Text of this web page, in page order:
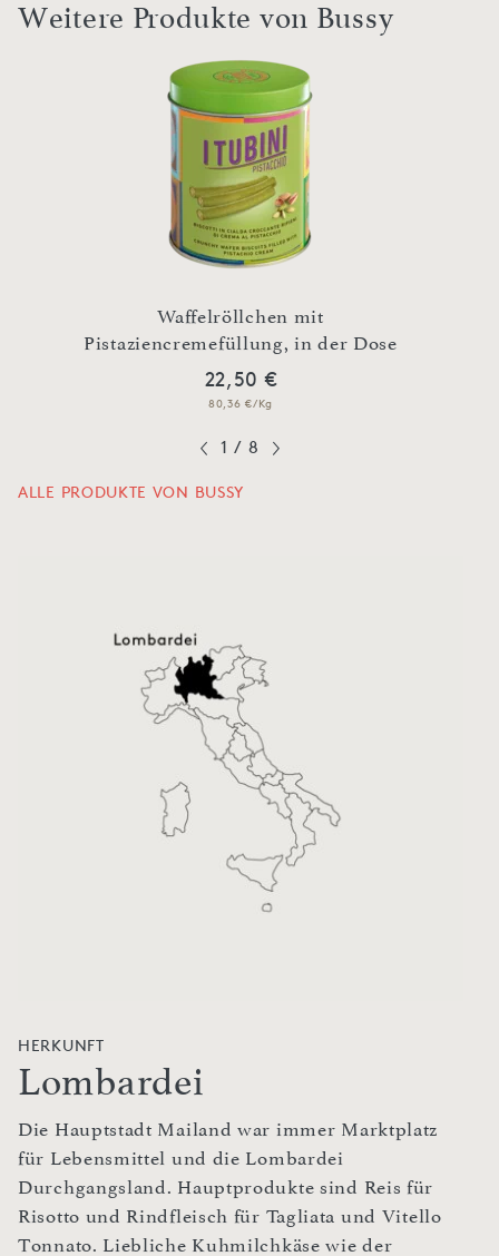
Weitere Produkte von Bussy
Waffelröllchen mit
Pistaziencremefüllung, in der Dose
22,50 €
80,36 €/Kg
1 / 8
ALLE PRODUKTE VON BUSSY
HERKUNFT
Lombardei
Die Hauptstadt Mailand war immer Marktplatz
für Lebensmittel und die Lombardei
Durchgangsland. Hauptprodukte sind Reis für
Risotto und Rindfleisch für Tagliata und Vitello
Tonnato. Liebliche Kuhmilchkäse wie der